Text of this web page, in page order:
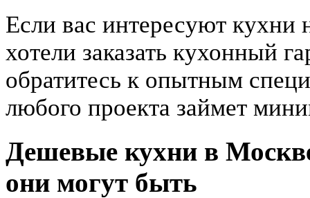
Если вас интересуют
хотели заказать кухонный
обратитесь к опытным
любого проекта займет
Дешевые кухни в
они могут быть